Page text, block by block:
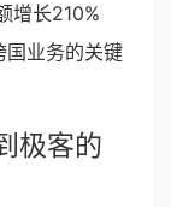
增长210%
业务的关键
极客的